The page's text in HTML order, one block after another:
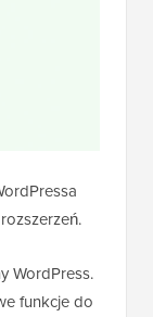
WordPress.
funkcje do